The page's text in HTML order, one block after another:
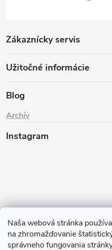
Naša webová stránka
na zhromažďovanie
správneho fungovania
Zákaznícky servis
Užitočné informácie
Blog
Archív
Instagram
Sledovať na